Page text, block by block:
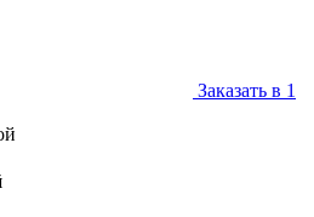
Заказать в 1